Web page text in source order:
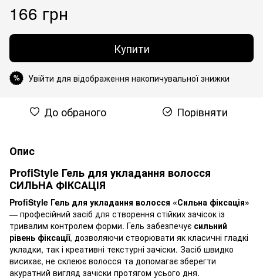
166 грн
Купити
% Увійти для відображення накопичувальної знижки
До обраного Порівняти
Опис
ProfiStyle Гель для укладання волосся
СИЛЬНА ФІКСАЦІЯ
ProfiStyle Гель для укладання волосся «Сильна фіксація»
— професійний засіб для створення стійких зачісок із
тривалим контролем форми. Гель забезпечує сильний
рівень фіксації, дозволяючи створювати як класичні гладкі
укладки, так і креативні текстурні зачіски. Засіб швидко
висихає, не склеює волосся та допомагає зберегти
акуратний вигляд зачіски протягом усього дня.